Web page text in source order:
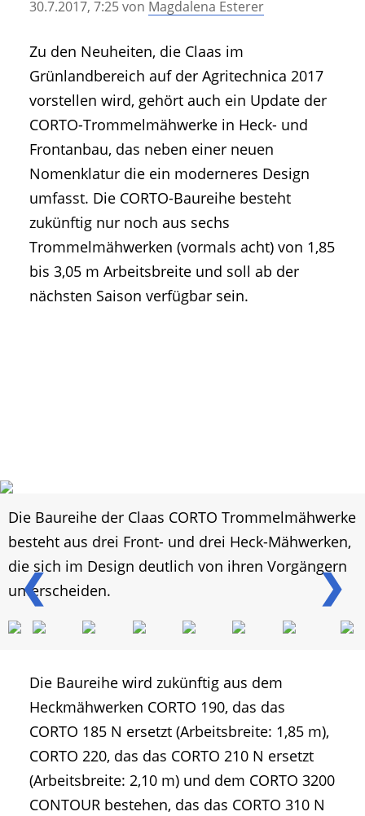
• Geschichte und Geschichten
• Mitteilung der Redaktion
• Agritechnica Neuheiten Archiv
• Artikel nach Hersteller/Marke
30.7.2017, 7:25von Magdalena Esterer
Zu den Neuheiten, die Claas im
Grünlandbereich auf der Agritechnica 2017
vorstellen wird, gehört auch ein Update der
CORTO-Trommelmähwerke in Heck- und
Frontanbau, das neben einer neuen
Nomenklatur die ein moderneres Design
umfasst. Die CORTO-Baureihe besteht
zukünftig nur noch aus sechs
Trommelmähwerken (vormals acht) von 1,85
bis 3,05 m Arbeitsbreite und soll ab der
nächsten Saison verfügbar sein.
❮ ❯
Die Baureihe der Claas CORTO Trommelmähwerke
besteht aus drei Front- und drei Heck-Mähwerken,
die sich im Design deutlich von ihren Vorgängern
unterscheiden.
Die Baureihe wird zukünftig aus dem
Heckmähwerken CORTO 190, das das
CORTO 185 N ersetzt (Arbeitsbreite: 1,85 m),
CORTO 220, das das CORTO 210 N ersetzt
(Arbeitsbreite: 2,10 m) und dem CORTO 3200
CONTOUR bestehen, das das CORTO 310 N